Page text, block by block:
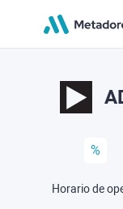
%
Horario de